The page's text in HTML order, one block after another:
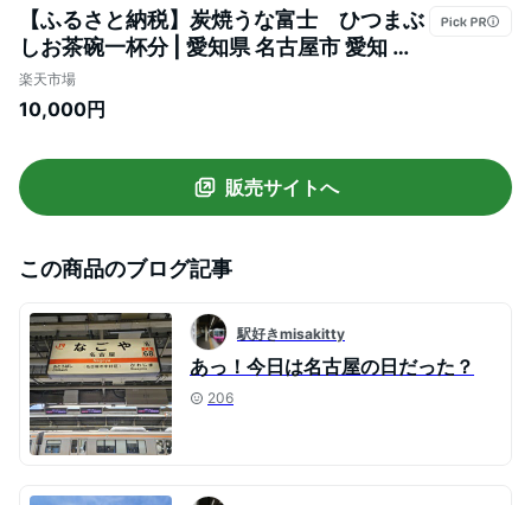
【ふるさと納税】炭焼うな富士 ひつまぶ
しお茶碗一杯分 | 愛知県 名古屋市 愛知 名
古屋 楽天ふるさと 納税 支援品 返礼品 支援
返礼 お礼の品 お取り寄せグルメ 取り寄せ
ぶし 食品 魚介 魚介類 名古屋めし 名古屋名
物 美味しい
楽天市場
10,000円
販売サイトへ
この商品のブログ記事
駅好きmisakitty
あっ！今日は名古屋の日だった？
206